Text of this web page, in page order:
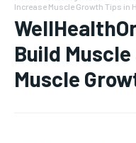
Increase Muscle Growth Tips in
Build
Muscle